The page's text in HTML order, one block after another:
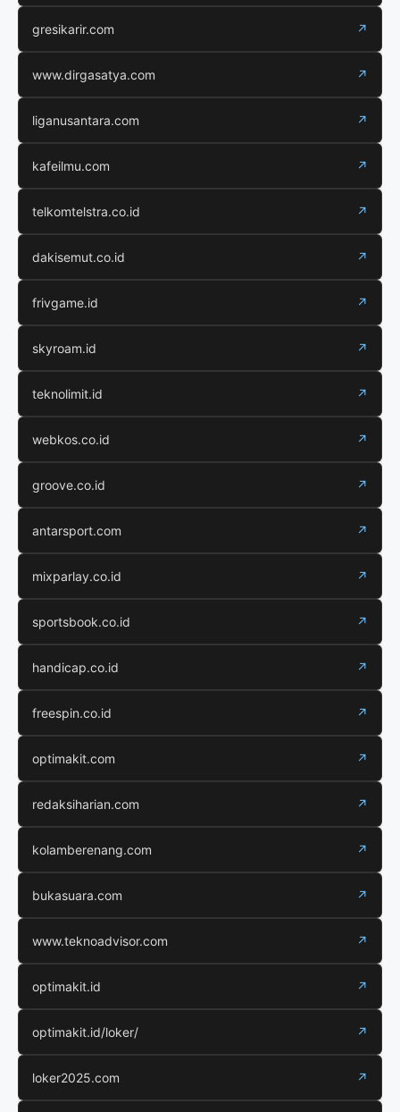
gresikarir.com ↗
www.dirgasatya.com ↗
liganusantara.com ↗
kafeilmu.com ↗
telkomtelstra.co.id ↗
dakisemut.co.id ↗
frivgame.id ↗
skyroam.id ↗
teknolimit.id ↗
webkos.co.id ↗
groove.co.id ↗
antarsport.com ↗
mixparlay.co.id ↗
sportsbook.co.id ↗
handicap.co.id ↗
freespin.co.id ↗
optimakit.com ↗
redaksiharian.com ↗
kolamberenang.com ↗
bukasuara.com ↗
www.teknoadvisor.com ↗
optimakit.id ↗
optimakit.id/loker/ ↗
loker2025.com ↗